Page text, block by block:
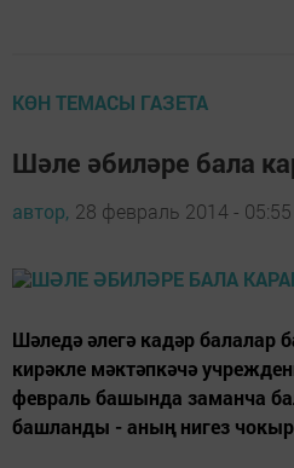
КӨН ТЕМАСЫ ГАЗЕТА
Шәле әбиләре бала
автор, 28 февраль 2014 - 05:55
Шәледә әлегә кадәр балалар
кирәкле мәктәпкәчә
февраль башында заманча
башланды - аның нигез